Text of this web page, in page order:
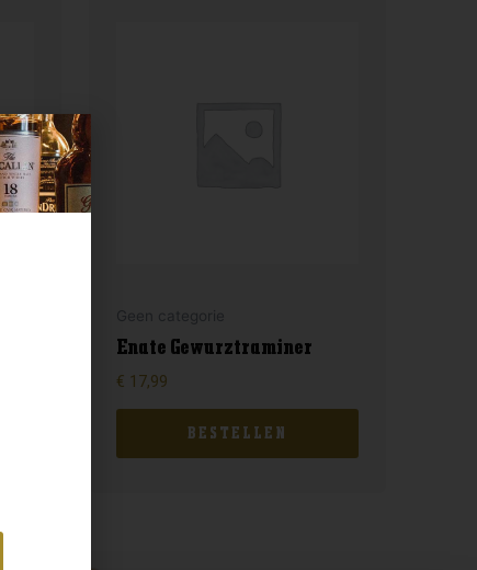
Enate Gewurztraminer
€ 17,99
BESTELLEN